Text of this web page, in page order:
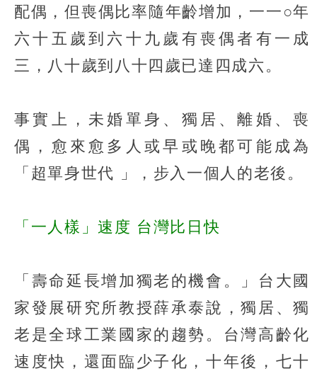
配偶，但喪偶比率隨年齡增加，一一○年
六十五歲到六十九歲有喪偶者有一成
三，八十歲到八十四歲已達四成六。
事實上，未婚單身、獨居、離婚、喪
偶，愈來愈多人或早或晚都可能成為
「超單身世代 」，步入一個人的老後。
「一人樣」速度 台灣比日快
「壽命延長增加獨老的機會。」台大國
家發展研究所教授薛承泰說，獨居、獨
老是全球工業國家的趨勢。台灣高齡化
速度快，還面臨少子化，十年後，七十